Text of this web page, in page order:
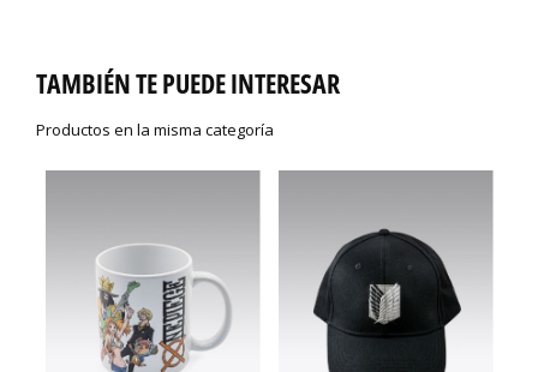
TAMBIÉN TE PUEDE INTERESAR
Productos en la misma categoría